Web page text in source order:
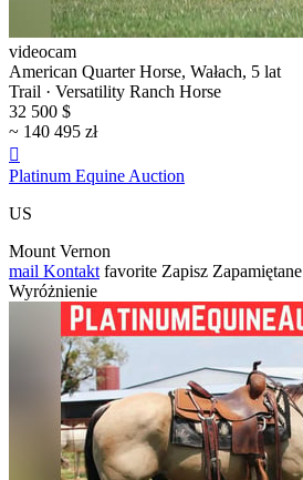
videocam
American Quarter Horse, Wałach, 5 lat
Trail · Versatility Ranch Horse
32 500 $
~ 140 495 zł

Platinum Equine Auction
US
Mount Vernon
mail Kontakt favorite Zapisz Zapamiętane
Wyróżnienie